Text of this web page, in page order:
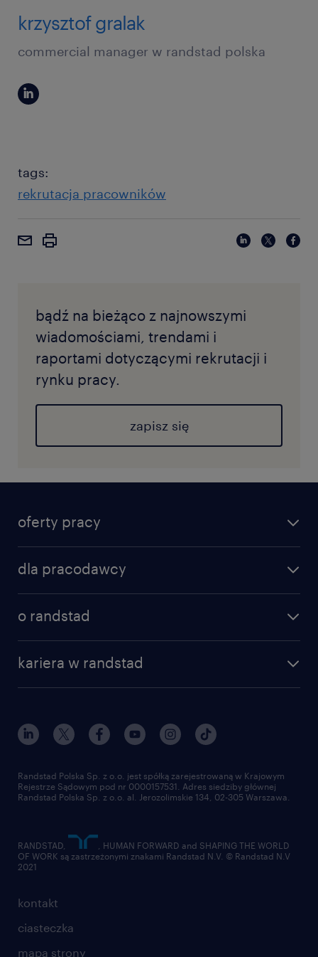
krzysztof gralak
commercial manager w randstad polska
tags:
rekrutacja pracowników
bądź na bieżąco z najnowszymi
wiadomościami, trendami i
raportami dotyczącymi rekrutacji i
rynku pracy.
zapisz się
oferty pracy
dla pracodawcy
o randstad
kariera w randstad
kontakt
ciasteczka
mapa strony
Randstad Polska Sp. z o.o. jest spółką zarejestrowaną w Krajowym
Rejestrze Sądowym pod nr 0000157531. Adres siedziby głównej
Randstad Polska Sp. z o.o. al. Jerozolimskie 134, 02-305 Warszawa.
RANDSTAD,
, HUMAN FORWARD and SHAPING THE WORLD
OF WORK są zastrzeżonymi znakami Randstad N.V. © Randstad N.V
2021